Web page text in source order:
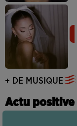
+ DE MUSIQUE
Actu positive